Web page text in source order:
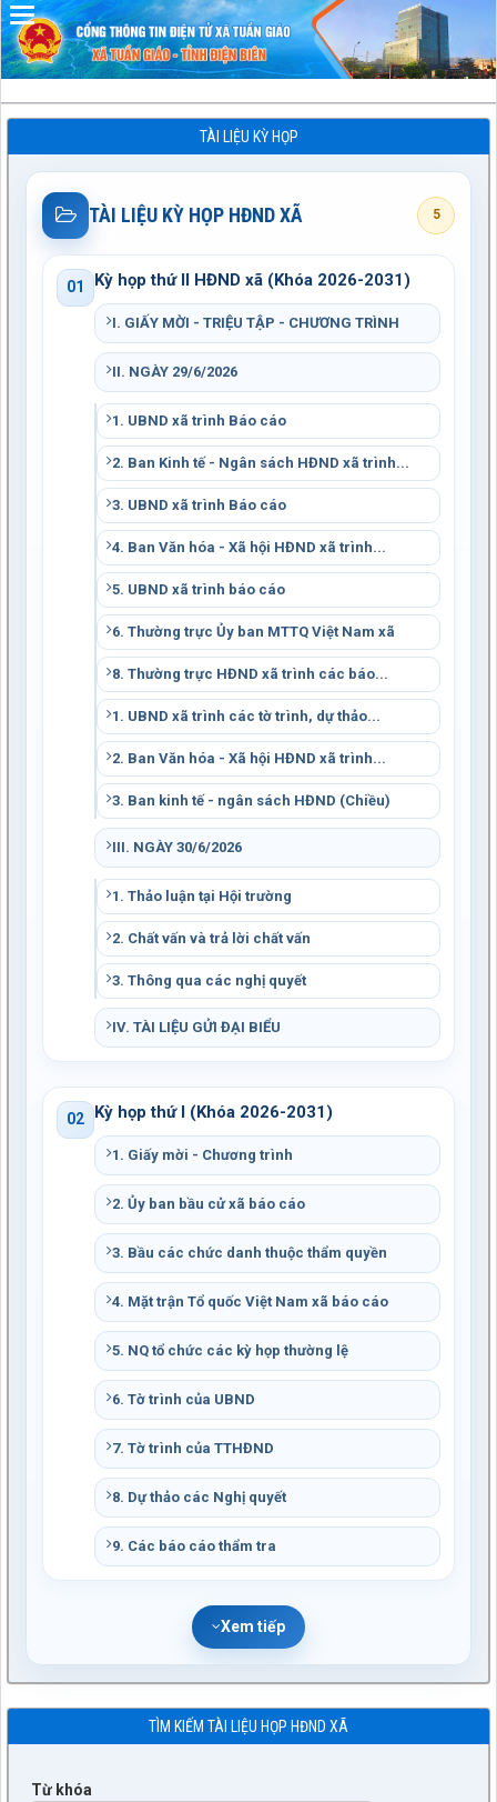
TÀI LIỆU KỲ HỌP
TÀI LIỆU KỲ HỌP HĐND XÃ 5
01 Kỳ họp thứ II HĐND xã (Khóa 2026-2031)
I. GIẤY MỜI - TRIỆU TẬP - CHƯƠNG TRÌNH
II. NGÀY 29/6/2026
1. UBND xã trình Báo cáo
2. Ban Kinh tế - Ngân sách HĐND xã trình...
3. UBND xã trình Báo cáo
4. Ban Văn hóa - Xã hội HĐND xã trình...
5. UBND xã trình báo cáo
6. Thường trực Ủy ban MTTQ Việt Nam xã
8. Thường trực HĐND xã trình các báo...
1. UBND xã trình các tờ trình, dự thảo...
2. Ban Văn hóa - Xã hội HĐND xã trình...
3. Ban kinh tế - ngân sách HĐND (Chiều)
III. NGÀY 30/6/2026
1. Thảo luận tại Hội trường
2. Chất vấn và trả lời chất vấn
3. Thông qua các nghị quyết
IV. TÀI LIỆU GỬI ĐẠI BIỂU
02 Kỳ họp thứ I (Khóa 2026-2031)
1. Giấy mời - Chương trình
2. Ủy ban bầu cử xã báo cáo
3. Bầu các chức danh thuộc thẩm quyền
4. Mặt trận Tổ quốc Việt Nam xã báo cáo
5. NQ tổ chức các kỳ họp thường lệ
6. Tờ trình của UBND
7. Tờ trình của TTHĐND
8. Dự thảo các Nghị quyết
9. Các báo cáo thẩm tra
Xem tiếp
TÌM KIẾM TÀI LIỆU HỌP HĐND XÃ
Từ khóa
Đã kết nối EMC